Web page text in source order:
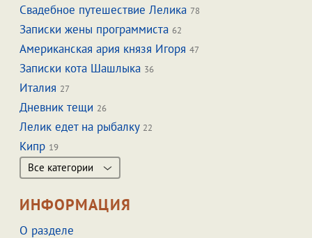
Свадебное путешествие Лелика 78
Записки жены программиста 62
Американская ария князя Игоря 47
Записки кота Шашлыка 36
Италия 27
Дневник тещи 26
Лелик едет на рыбалку 22
Кипр 19
Все категории
ИНФОРМАЦИЯ
О разделе